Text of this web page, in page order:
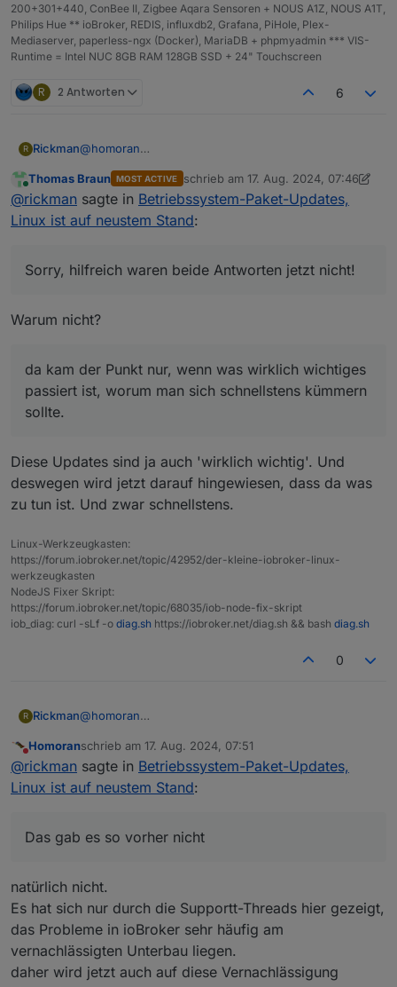
200+301+440, ConBee II, Zigbee Aqara Sensoren + NOUS A1Z, NOUS A1T,
Philips Hue ** ioBroker, REDIS, influxdb2, Grafana, PiHole, Plex-
Mediaserver, paperless-ngx (Docker), MariaDB + phpmyadmin *** VIS-
Runtime = Intel NUC 8GB RAM 128GB SSD + 24" Touchscreen
R 2 Antworten 6
R Rickman@homoran
ein Betriebssystemupdate da ist. Das gab es so
vorher nicht - da kam der Punkt nur, wenn was
wirklich wichtiges passiert ist, worum man sich
@Thomas-Braun
Danke für den Hinweis, das weiß ich ebenfalls. Nur
mache ich das gerne ohne ständig beim öffnen vom
Sorry, hilfreich waren beide Antworten jetzt nicht!
gereicht.
Fall einfach nur: So wichtig wie ein Kropf und kann
Online
Thomas Braun MOST ACTIVE schrieb am 17. Aug. 2024, 07:46
zuletzt editiert von Thomas Braun
@rickman sagte in Betriebssystem-Paket-Updates,
Linux ist auf neustem Stand:
Sorry, hilfreich waren beide Antworten jetzt nicht!
Warum nicht?
da kam der Punkt nur, wenn was wirklich wichtiges
passiert ist, worum man sich schnellstens kümmern
sollte.
Diese Updates sind ja auch 'wirklich wichtig'. Und
deswegen wird jetzt darauf hingewiesen, dass da was
zu tun ist. Und zwar schnellstens.
Linux-Werkzeugkasten:
https://forum.iobroker.net/topic/42952/der-kleine-iobroker-linux-
werkzeugkasten
NodeJS Fixer Skript:
https://forum.iobroker.net/topic/68035/iob-node-fix-skript
iob_diag: curl -sLf -o diag.sh https://iobroker.net/diag.sh && bash diag.sh
0
R Rickman@homoran
ein Betriebssystemupdate da ist. Das gab es so
vorher nicht - da kam der Punkt nur, wenn was
wirklich wichtiges passiert ist, worum man sich
@Thomas-Braun
Danke für den Hinweis, das weiß ich ebenfalls. Nur
mache ich das gerne ohne ständig beim öffnen vom
Sorry, hilfreich waren beide Antworten jetzt nicht!
gereicht.
Fall einfach nur: So wichtig wie ein Kropf und kann
Nicht stören
Homoranschrieb am 17. Aug. 2024, 07:51
zuletzt editiert von
@rickman sagte in Betriebssystem-Paket-Updates,
Linux ist auf neustem Stand:
Das gab es so vorher nicht
natürlich nicht.
Es hat sich nur durch die Supportt-Threads hier gezeigt,
das Probleme in ioBroker sehr häufig am
vernachlässigten Unterbau liegen.
daher wird jetzt auch auf diese Vernachlässigung